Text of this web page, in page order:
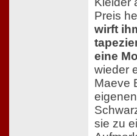
Preis
wirft
eine
wieder
Maeve
sie zu